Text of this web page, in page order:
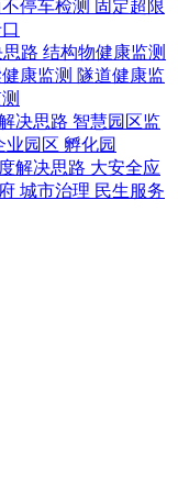
停车检测 固定超限
路 结构物健康监测
康监测 隧道健康监
决思路 智慧园区监
业园区 孵化园
解决思路 大安全应
城市治理 民生服务